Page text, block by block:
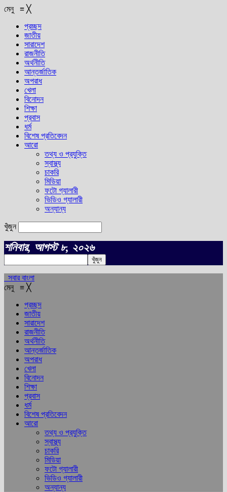
মেনু ≡ ╳
প্রচ্ছদ
জাতীয়
সারাদেশ
রাজনীতি
অর্থনীতি
আন্তর্জাতিক
অপরাধ
খেলা
বিনোদন
শিক্ষা
প্রবাস
ধর্ম
বিশেষ প্রতিবেদন
আরো
তথ্য ও প্রযুক্তি
স্বাস্থ্য
চাকরি
মিডিয়া
ফটো গ্যালারী
ভিডিও গ্যালারী
অন্যান্য
খুঁজুন
শনিবার, আগস্ট ৮, ২০২৬
সবার বাংলা
মেনু ≡ ╳
প্রচ্ছদ
জাতীয়
সারাদেশ
রাজনীতি
অর্থনীতি
আন্তর্জাতিক
অপরাধ
খেলা
বিনোদন
শিক্ষা
প্রবাস
ধর্ম
বিশেষ প্রতিবেদন
আরো
তথ্য ও প্রযুক্তি
স্বাস্থ্য
চাকরি
মিডিয়া
ফটো গ্যালারী
ভিডিও গ্যালারী
অন্যান্য